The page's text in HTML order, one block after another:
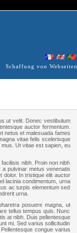
Schaffung von Webseiten
ut velit. Donec vestibulum
auctor fermentum.
netus et malesuada fames
vitae felis scelerisque
Ut vitae est sapien, eu
nibh. Proin non nibh
a pulvinar metus venenatis
dolor. In tristique elit auctor
lacinia condimentum, urna
ac turpis elementum sed
urna.
posuere magna, ut
tellus tempus quis. Nunc
at nibh. Duis pellentesque
mi. Sed varius sollicitudin
congue varius